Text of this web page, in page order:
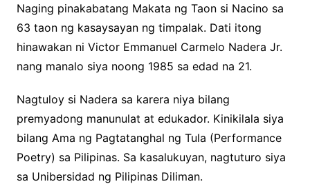
Naging pinakabatang Makata ng Taon si Nacino sa
63 taon ng kasaysayan ng timpalak. Dati itong
hinawakan ni Victor Emmanuel Carmelo Nadera Jr.
nang manalo siya noong 1985 sa edad na 21.
Nagtuloy si Nadera sa karera niya bilang
premyadong manunulat at edukador. Kinikilala siya
bilang Ama ng Pagtatanghal ng Tula (Performance
Poetry) sa Pilipinas. Sa kasalukuyan, nagtuturo siya
sa Unibersidad ng Pilipinas Diliman.